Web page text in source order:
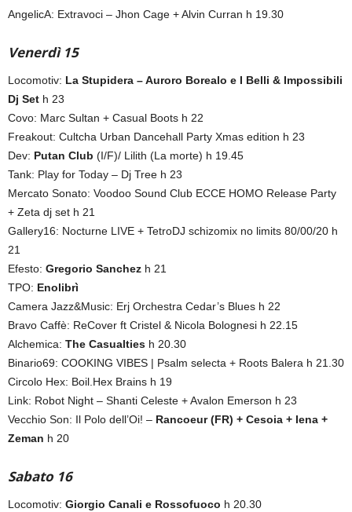
AngelicA: Extravoci – Jhon Cage + Alvin Curran h 19.30
Venerdì 15
Locomotiv: La Stupidera – Auroro Borealo e I Belli & Impossibili
Dj Set h 23
Covo: Marc Sultan + Casual Boots h 22
Freakout: Cultcha Urban Dancehall Party Xmas edition h 23
Dev: Putan Club (I/F)/ Lilith (La morte) h 19.45
Tank: Play for Today – Dj Tree h 23
Mercato Sonato: Voodoo Sound Club ECCE HOMO Release Party
+ Zeta dj set h 21
Gallery16: Nocturne LIVE + TetroDJ schizomix no limits 80/00/20 h
21
Efesto: Gregorio Sanchez h 21
TPO: Enolibrì
Camera Jazz&Music: Erj Orchestra Cedar’s Blues h 22
Bravo Caffè: ReCover ft Cristel & Nicola Bolognesi h 22.15
Alchemica: The Casualties h 20.30
Binario69: COOKING VIBES | Psalm selecta + Roots Balera h 21.30
Circolo Hex: Boil.Hex Brains h 19
Link: Robot Night – Shanti Celeste + Avalon Emerson h 23
Vecchio Son: Il Polo dell’Oi! – Rancoeur (FR) + Cesoia + Iena +
Zeman h 20
Sabato 16
Locomotiv: Giorgio Canali e Rossofuoco h 20.30